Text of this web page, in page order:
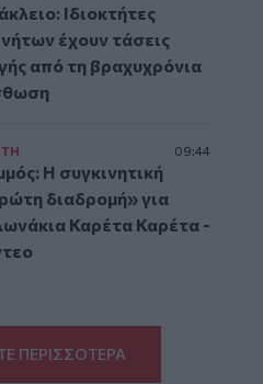
Ιδιοκτήτες
έχουν τάσεις
από τη βραχυχρόνια
09:44
Η συγκινητική
διαδρομή» για
Καρέτα Καρέτα -
ΠΕΡΙΣΣΟΤΕΡΑ